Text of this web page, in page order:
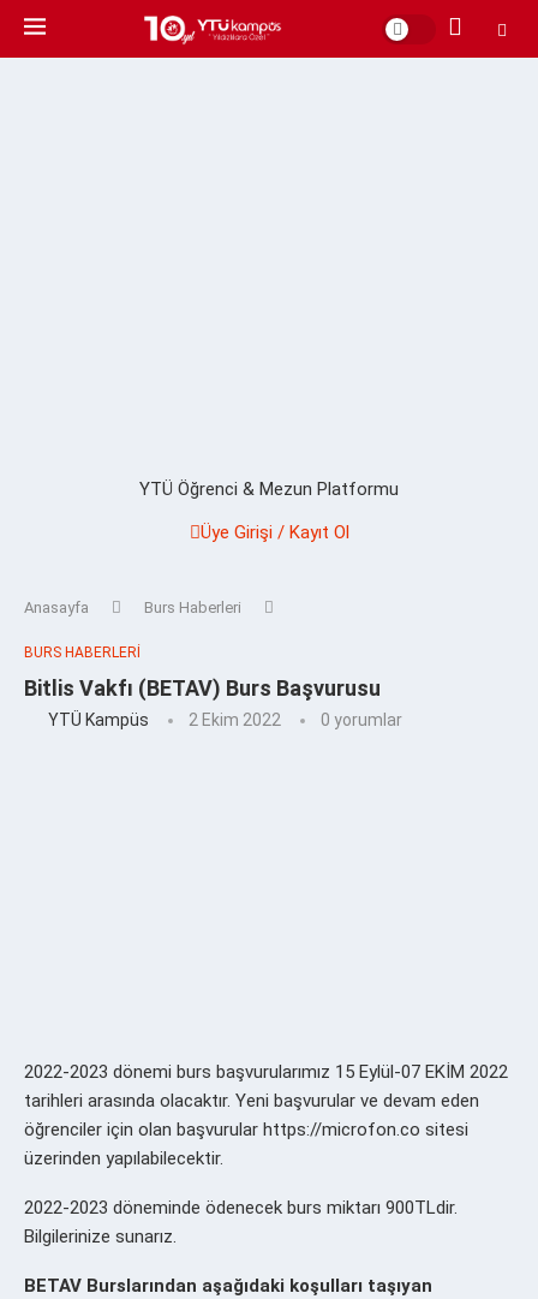
YTÜ Öğrenci & Mezun Platformu
Üye Girişi / Kayıt Ol
Anasayfa Burs Haberleri
BURS HABERLERI
Bitlis Vakfı (BETAV) Burs Başvurusu
YTÜ Kampüs 2 Ekim 2022 0 yorumlar
2022-2023 dönemi burs başvurularımız 15 Eylül-07 EKİM 2022
tarihleri arasında olacaktır. Yeni başvurular ve devam eden
öğrenciler için olan başvurular https://microfon.co sitesi
üzerinden yapılabilecektir.
2022-2023 döneminde ödenecek burs miktarı 900TLdir.
Bilgilerinize sunarız.
BETAV Burslarından aşağıdaki koşulları taşıyan